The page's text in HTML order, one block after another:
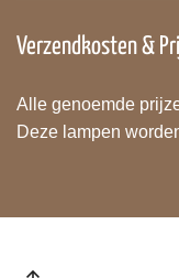
Verzendkosten &
Alle genoemde
Deze lampen